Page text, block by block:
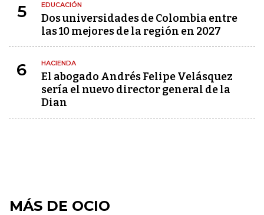
5 EDUCACIÓN
Dos universidades de Colombia entre
las 10 mejores de la región en 2027
6 HACIENDA
El abogado Andrés Felipe Velásquez
sería el nuevo director general de la
Dian
MÁS DE OCIO